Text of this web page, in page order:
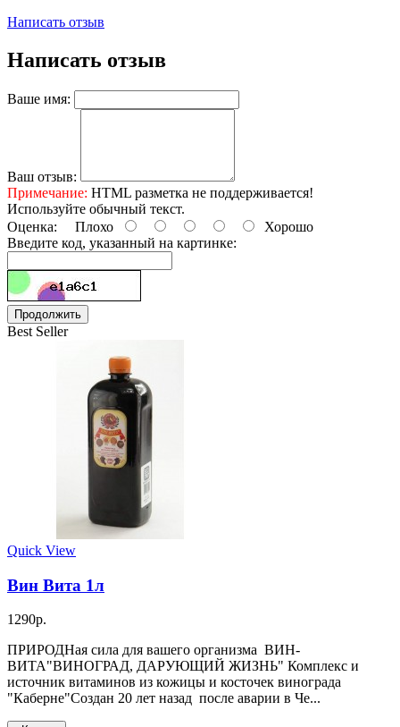
Написать отзыв
Написать отзыв
Ваше имя:
Ваш отзыв:
Примечание: HTML разметка не поддерживается!
Используйте обычный текст.
Оценка: Плохо
Хорошо
Введите код, указанный на картинке:
Продолжить
Best Seller
Quick View
Вин Вита 1л
1290р.
ПРИРОДНая сила для вашего организма ВИН-
ВИТА"ВИНОГРАД, ДАРУЮЩИЙ ЖИЗНЬ" Комплекс и
источник витаминов из кожицы и косточек винограда
"Каберне"Создан 20 лет назад после аварии в Че...